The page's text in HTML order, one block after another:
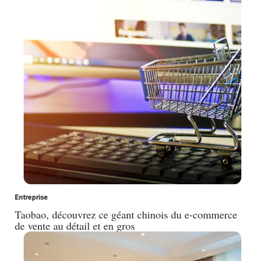
Entreprise
Taobao, découvrez ce géant chinois du e-commerce
de vente au détail et en gros